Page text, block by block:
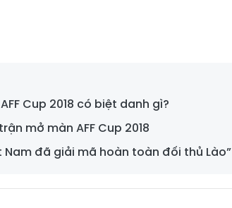
Cup 2018 có biệt danh gì?
mở màn AFF Cup 2018
Nam đã giải mã hoàn toàn đối thủ Lào”